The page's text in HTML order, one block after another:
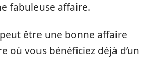
fabuleuse affaire.
être une bonne affaire
où vous bénéficiez déjà d’un